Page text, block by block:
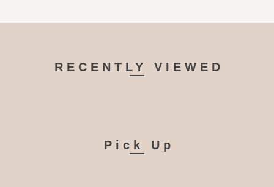
RECENTLY VIEWED
Pick Up